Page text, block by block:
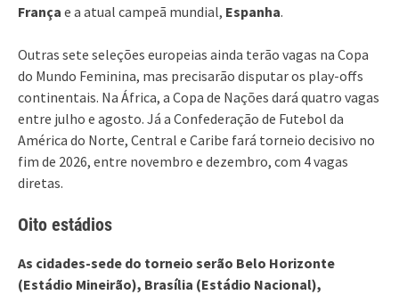
França e a atual campeã mundial, Espanha.
Outras sete seleções europeias ainda terão vagas na Copa
do Mundo Feminina, mas precisarão disputar os play-offs
continentais. Na África, a Copa de Nações dará quatro vagas
entre julho e agosto. Já a Confederação de Futebol da
América do Norte, Central e Caribe fará torneio decisivo no
fim de 2026, entre novembro e dezembro, com 4 vagas
diretas.
Oito estádios
As cidades-sede do torneio serão Belo Horizonte
(Estádio Mineirão), Brasília (Estádio Nacional),